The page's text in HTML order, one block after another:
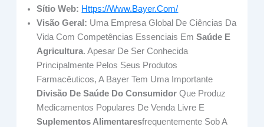
Sítio Web: Https://www.bayer.com/
Visão Geral: Uma Empresa Global De Ciências Da
Vida Com Competências Essenciais EmSaúde E
Agricultura. Apesar De Ser Conhecida
Principalmente Pelos Seus Produtos
Farmacêuticos, A Bayer Tem Uma Importante
Divisão De Saúde Do Consumidor Que Produz
Medicamentos Populares De Venda Livre E
Suplementos AlimentaresFrequentemente Sob A